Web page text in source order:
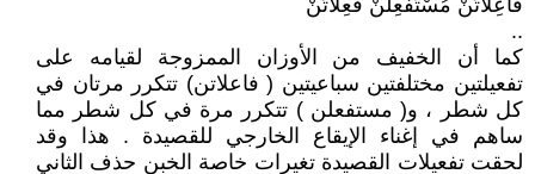
فاعِلاتُنْ مُسْتَفْعِلُنْ فَعِلاَتُنْ
..
كما أن الخفيف من الأوزان الممزوجة لقيامه على
تفعيلتين مختلفتين سباعيتين ( فاعلاتن) تتكرر مرتان في
كل شطر ، و( مستفعلن ) تتكرر مرة في كل شطر مما
ساهم في إغناء الإيقاع الخارجي للقصيدة . هذا وقد
لحقت تفعيلات القصيدة تغيرات خاصة الخبن حذف الثاني